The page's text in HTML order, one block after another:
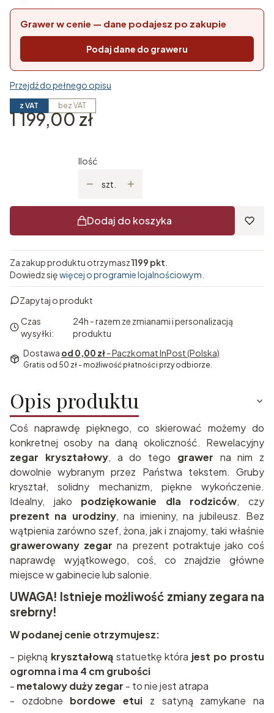
Grawer w cenie — dane podajesz po zakupie
Podaj dane do graweru
Przejdź do pełnego opisu
z VAT bez VAT
Cena
1 199,00 zł
Ilość
szt.
Dodaj do koszyka
Za zakup produktu otrzymasz1199 pkt
Dowiedz sięwięcej o programie lojalnościowym.
Zapytaj o produkt
Czas
wysyłki:
24h - razem ze zmianami i personalizacją
produktu
Dostawa od 0,00 zł- Paczkomat InPost (Polska)
Gratis od 50 zł - możliwość płatności przy odbiorze.
Opis produktu
Coś naprawdę pięknego, co skierować możemy do
konkretnej osoby na daną okoliczność. Rewelacyjny
zegar kryształowy, a do tego grawer na nim z
dowolnie wybranym przez Państwa tekstem. Gruby
kryształ, solidny mechanizm, piękne wykończenie.
Idealny, jako podziękowanie dla rodziców, czy
prezent na urodziny, na imieniny, na jubileusz. Bez
wątpienia zarówno szef, żona, jak i znajomy, taki właśnie
grawerowany zegar na prezent potraktuje jako coś
naprawdę wyjątkowego, coś, co znajdzie główne
miejsce w gabinecie lub salonie.
UWAGA! Istnieje możliwość zmiany zegara na
srebrny!
W podanej cenie otrzymujesz:
- piękną kryształowąstatuetkę która jest po prostu
ogromna i ma 4 cm grubości
- metalowy duży zegar - to nie jest atrapa
- ozdobne bordowe etui z satyną zamykane na